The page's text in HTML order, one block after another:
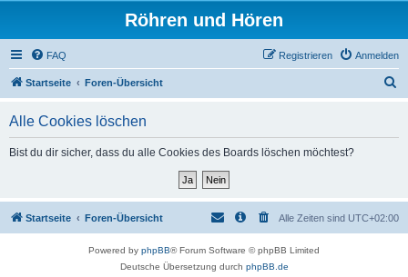
Röhren und Hören
FAQ Anmelden
Registrieren
Startseite Foren-Übersicht
Alle Cookies löschen
Bist du dir sicher, dass du alle Cookies des Boards löschen möchtest?
Startseite Foren-Übersicht Alle Zeiten sind UTC+02:00
Powered by phpBB® Forum Software © phpBB Limited
Deutsche Übersetzung durch phpBB.de